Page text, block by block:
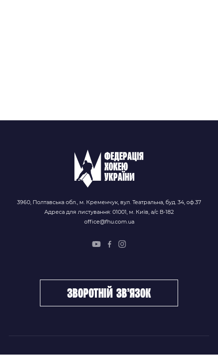
3960, Полтавська обл., м. Кременчук, вул. Театральна, буд. 34, оф.37
Адреса для листування: 01001, м. Київ, а/с В-182
office@fhu.com.ua
зворотній зв’язок